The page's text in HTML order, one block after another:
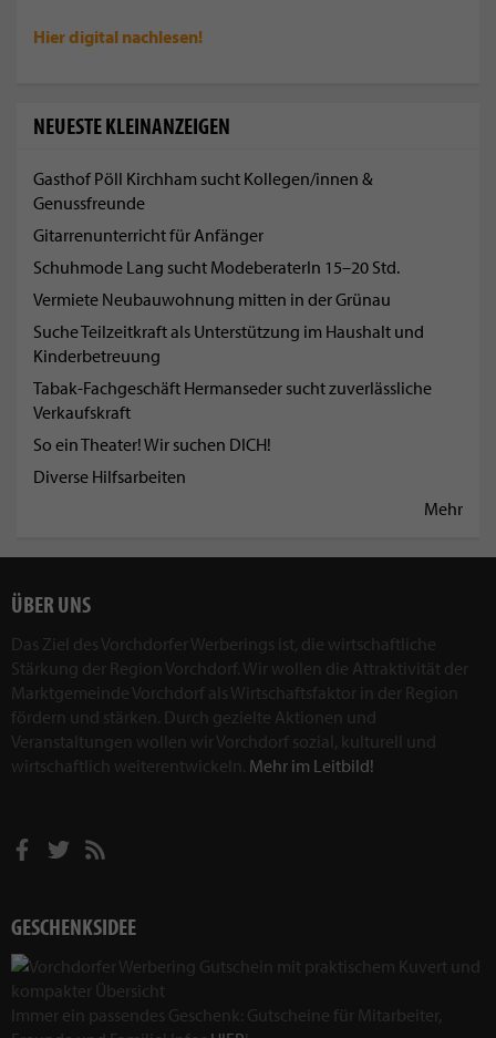
Hier digital nachlesen!
NEUESTE KLEINANZEIGEN
Gasthof Pöll Kirchham sucht Kollegen/innen &
Genussfreunde
Gitarrenunterricht für Anfänger
Schuhmode Lang sucht ModeberaterIn 15–20 Std.
Vermiete Neubauwohnung mitten in der Grünau
Suche Teilzeitkraft als Unterstützung im Haushalt und
Kinderbetreuung
Tabak-Fachgeschäft Hermanseder sucht zuverlässliche
Verkaufskraft
So ein Theater! Wir suchen DICH!
Diverse Hilfsarbeiten
Mehr
ÜBER UNS
Das Ziel des Vorchdorfer Werberings ist, die wirtschaftliche
Stärkung der Region Vorchdorf. Wir wollen die Attraktivität der
Marktgemeinde Vorchdorf als Wirtschaftsfaktor in der Region
fördern und stärken. Durch gezielte Aktionen und
Veranstaltungen wollen wir Vorchdorf sozial, kulturell und
wirtschaftlich weiterentwickeln. Mehr im Leitbild!
GESCHENKSIDEE
Immer ein passendes Geschenk: Gutscheine für Mitarbeiter,